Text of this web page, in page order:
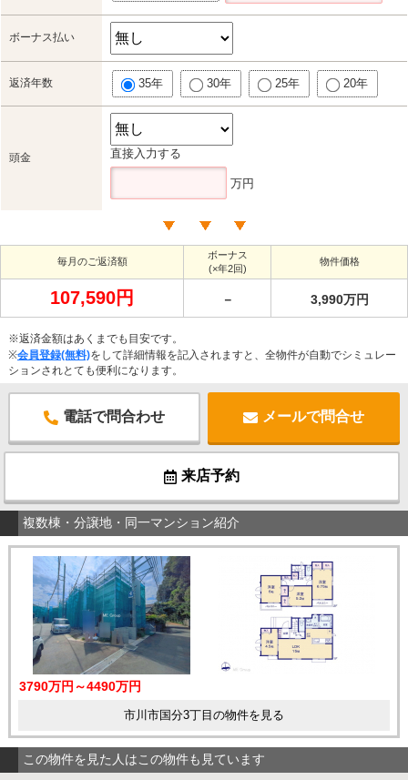
ボーナス払い
返済年数 35年 30年 25年 20年
頭金 直接入力する
万円
毎月のご返済額
ボーナス
(×年2回)
物件価格
107,590円 － 3,990万円
※返済金額はあくまでも目安です。
※会員登録(無料)をして詳細情報を記入されますと、全物件が自動でシミュレー
ションされとても便利になります。
電話で問合わせ メールで問合せ
来店予約
複数棟・分譲地・同一マンション紹介
3790万円～4490万円
市川市国分3丁目の物件を見る
この物件を見た人はこの物件も見ています